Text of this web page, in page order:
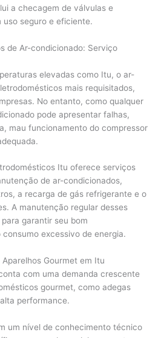
a checagem de válvulas e
uso seguro e eficiente.
de Ar-condicionado: Serviço
elevadas como Itu, o ar-
mais requisitados,
No entanto, como qualquer
pode apresentar falhas,
mau funcionamento do compressor
Itu oferece serviços
de ar-condicionados,
a recarga de gás refrigerante e o
A manutenção regular desses
garantir seu bom
excessivo de energia.
Gourmet em Itu
com uma demanda crescente
gourmet, como adegas
performance.
um nível de conhecimento técnico